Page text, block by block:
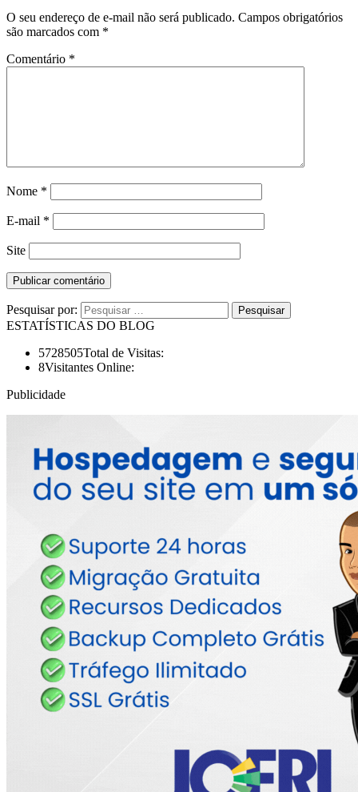
O seu endereço de e-mail não será publicado. Campos obrigatórios
são marcados com *
Comentário *
Nome *
E-mail *
Site
Pesquisar por:
ESTATÍSTICAS DO BLOG
5728505Total de Visitas:
8Visitantes Online:
Publicidade